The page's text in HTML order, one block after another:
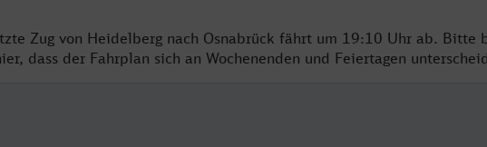
Zug von Heidelberg nach Osnabrück fährt um 19:10 Uhr ab. Bitte
dass der Fahrplan sich an Wochenenden und Feiertagen